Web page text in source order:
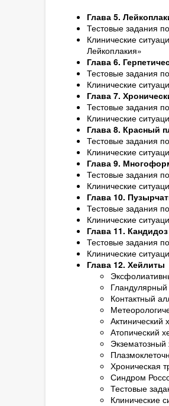
Глава 5.
Тестовые задания
Клинические
Лейкоплакия»
Глава 6.
Тестовые задания
Клинические
Глава 7.
Тестовые задания
Клинические
Глава 8. Красный
Тестовые задания
Клинические
Глава 9.
Тестовые задания
Клинические
Глава 10.
Тестовые задания
Клинические
Глава 11. Кандидоз
Тестовые задания
Клинические
Глава 12. Хейлиты
Гландулярный
Контактный
Актинический
Атопический
Экзематозный
Хроническая
Синдром
Тестовые
Клинические